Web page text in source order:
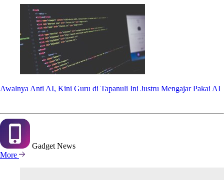
Awalnya Anti AI, Kini Guru di Tapanuli Ini Justru Mengajar Pakai AI
Gadget News
More